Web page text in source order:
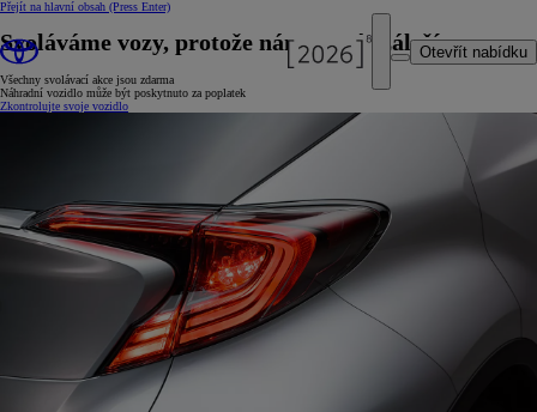
Přejít na hlavní obsah (Press Enter)
Otevřít nabídku
Svoláváme vozy, protože nám na vás záleží
Všechny svolávací akce jsou zdarma
Náhradní vozidlo může být poskytnuto za poplatek
Zkontrolujte svoje vozidlo